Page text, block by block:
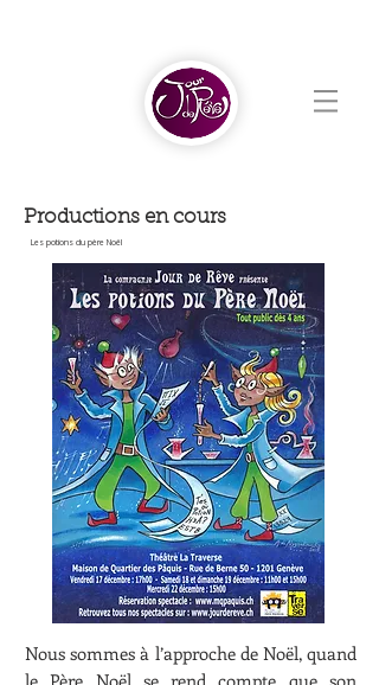
Productions en cours
Les potions du père Noël
Nous sommes à l’approche de Noël, quand
le Père Noël se rend compte que son